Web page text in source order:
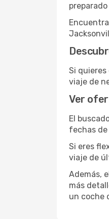
Si
viaje de
Ver
El
fechas de
Si eres
viaje de
Además,
más
un coche